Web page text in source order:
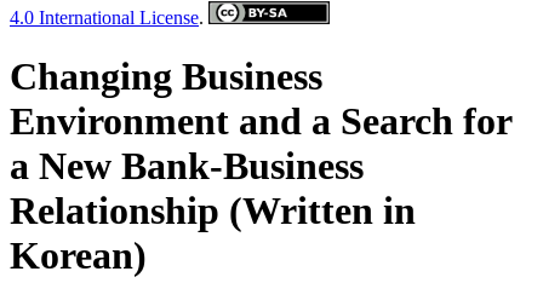
4.0 International License.
Changing Business
Environment and a Search for
a New Bank-Business
Relationship (Written in
Korean)